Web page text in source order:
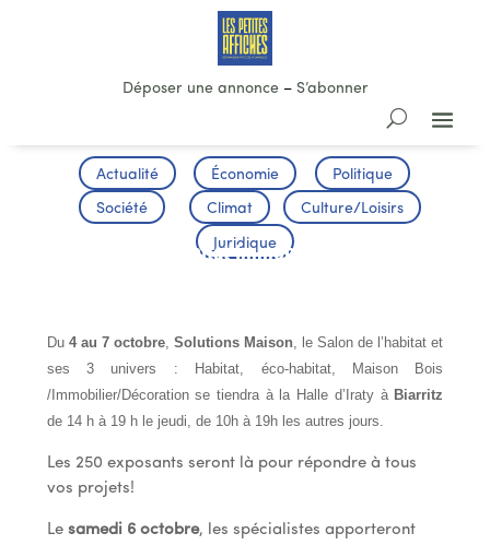
Déposer une annonce– S’abonner
Actualité Économie Politique
Société Climat Culture/Loisirs
Juridique
Salon de l’Habitat Immobilier et
Du 4 au 7 octobre, Solutions Maison , le Salon de l’habitat et
ses 3 univers : Habitat, éco-habitat, Maison Bois
/Immobilier/Décoration se tiendra à la Halle d’Iraty à Biarritz
de 14 h à 19 h le jeudi, de 10h à 19h les autres jours.
Les 250 exposants seront là pour répondre à tous
vos projets!
Le samedi 6 octobre, les spécialistes apporteront